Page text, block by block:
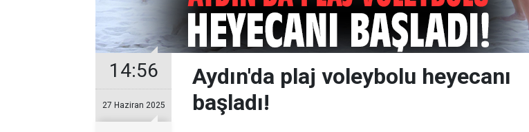
14:56
27 Haziran 2025
Aydın'da plaj voleybolu heyecanı
başladı!